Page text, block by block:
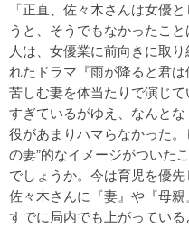
「正直、佐々木さんは女優
うと、そうでもなかったこ
人は、女優業に前向きに取
れたドラマ『雨が降ると君
苦しむ妻を体当たりで演じ
すぎているがゆえ、なんと
役があまりハマらなかった
の妻”的なイメージがついた
でしょうか。今は育児を優先
佐々木さんに『妻』や『母
すでに局内でも上がっている